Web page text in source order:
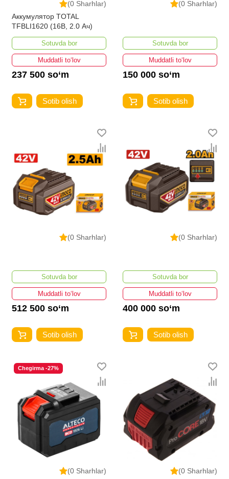
(0 Sharhlar)
Аккумулятор TOTAL
TFBLI1620 (16В, 2.0 Ач)
Sotuvda bor
Muddatli to‘lov
237 500 so‘m
Sotib olish
(0 Sharhlar)
Sotuvda bor
Muddatli to‘lov
150 000 so‘m
Sotib olish
(0 Sharhlar)
Sotuvda bor
Muddatli to‘lov
512 500 so‘m
Sotib olish
(0 Sharhlar)
Sotuvda bor
Muddatli to‘lov
400 000 so‘m
Sotib olish
(0 Sharhlar)
Chegirma -27%
(0 Sharhlar)